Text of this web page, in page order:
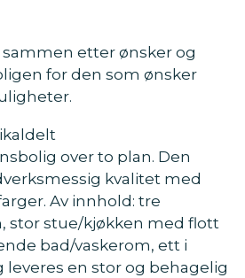
etter ønsker og
for den som ønsker
over to plan. Den
kvalitet med
Av innhold: tre
stor stue/kjøkken med flott
bad/vaskerom, ett i
leveres en stor og behagelig